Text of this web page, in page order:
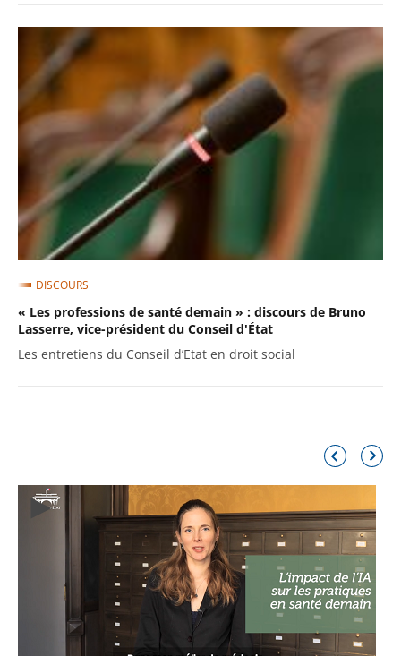
« Les professions de santé demain » : discours de Bruno
Lasserre, vice-président du Conseil d'État
Les entretiens du Conseil d’Etat en droit social
DISCOURS
Élément
précédentsuivant